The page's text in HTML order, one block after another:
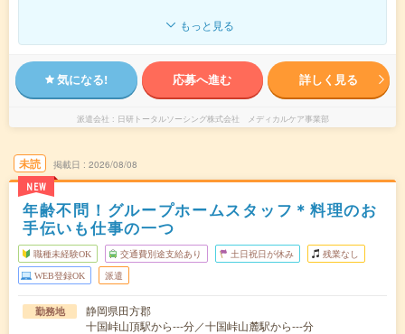
もっと見る
気になる! 応募へ進む 詳しく見る
派遣会社 日研トータルソーシング株式会社 メディカルケア事業部
未読
NEW
掲載日 2026/08/08
年齢不問！グループホームスタッフ＊料理のお
手伝いも仕事の一つ
職種未経験OK 交通費別途支給あり 土日祝日が休み 残業なし
WEB登録OK 派遣
勤務地
静岡県田方郡
十国峠山頂駅から---分／十国峠山麓駅から---分